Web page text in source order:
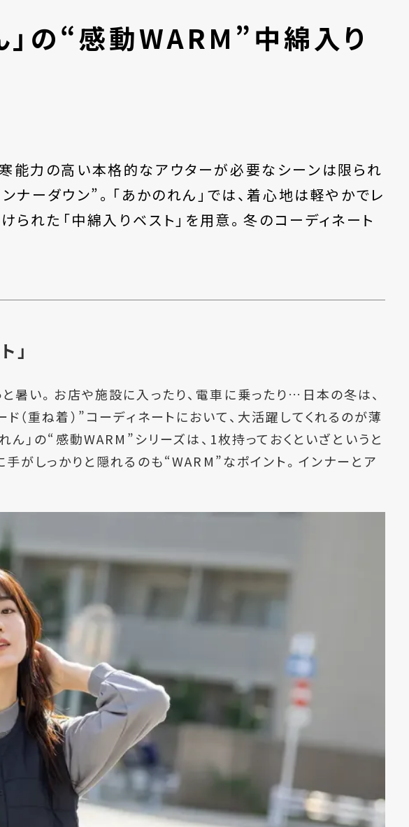
」の“感動WARM”中綿入り
能力の高い本格的なアウターが必要なシーンは限られ
ーダウン”。「あかのれん」では、着心地は軽やかでレ
れた「中綿入りベスト」を用意。冬のコーディネート
」
暑い。お店や施設に入ったり、電車に乗ったり…日本の冬は、
重ね着）”コーディネートにおいて、大活躍してくれるのが薄
ん」の“感動WARM ”シリーズは、 1枚持っておくといざというと
手がしっかりと隠れるのも“WARM”なポイント。インナーとア